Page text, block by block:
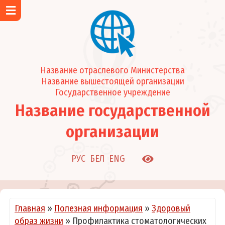
Название отраслевого Министерства
Название вышестоящей организации
Государственное учреждение
Название государственной
организации
РУС БЕЛ ENG
Визитка учреждения
Структура учреждения
Режим работы
График работы врачей-педиатров участковых
График работы узких специалистов и кабинетов
Задачи и функции
О нас в СМИ
Руководство
Каталог услуг
Главная » Полезная информация » Здоровый
образ жизни » Профилактика стоматологических